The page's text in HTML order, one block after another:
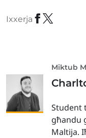
Ixxerja
Miktub
Student
għandu
Maltija.